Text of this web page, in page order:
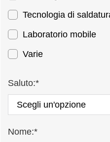
Tecnologia di
Laboratorio mobile
Varie
Saluto:*
Nome:*